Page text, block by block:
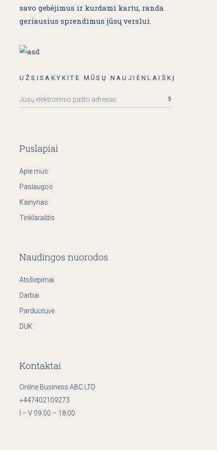
savo gebėjimus ir kurdami kartu, randa
geriausius sprendimus jūsų verslui.
UŽSISAKYKITE MŪSŲ NAUJIENLAIŠKĮ
Puslapiai
Apie mus
Paslaugos
Kainynas
Tinklaraštis
Naudingos nuorodos
Atsiliepimai
Darbai
Parduotuvė
DUK
Kontaktai
Online Business ABC LTD
+447402109273
I – V 09:00 – 18:00